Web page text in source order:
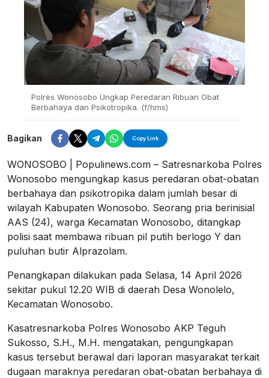
Polres Wonosobo Ungkap Peredaran Ribuan Obat
Berbahaya dan Psikotropika. (f/hms)
Bagikan Copy Link
WONOSOBO | Populinews.com – Satresnarkoba Polres
Wonosobo mengungkap kasus peredaran obat-obatan
berbahaya dan psikotropika dalam jumlah besar di
wilayah Kabupaten Wonosobo. Seorang pria berinisial
AAS (24), warga Kecamatan Wonosobo, ditangkap
polisi saat membawa ribuan pil putih berlogo Y dan
puluhan butir Alprazolam.
Penangkapan dilakukan pada Selasa, 14 April 2026
sekitar pukul 12.20 WIB di daerah Desa Wonolelo,
Kecamatan Wonosobo.
Kasatresnarkoba Polres Wonosobo AKP Teguh
Sukosso, S.H., M.H. mengatakan, pengungkapan
kasus tersebut berawal dari laporan masyarakat terkait
dugaan maraknya peredaran obat-obatan berbahaya di